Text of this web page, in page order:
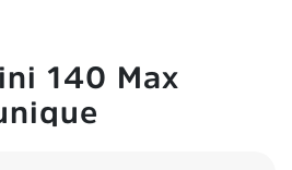
140 Max